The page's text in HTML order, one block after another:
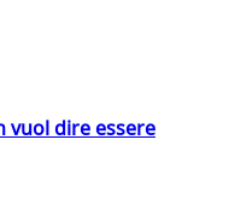
vuol dire essere